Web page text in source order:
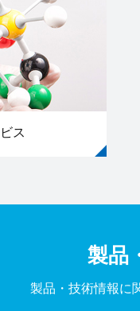
ス
製品
製品・技術情報に